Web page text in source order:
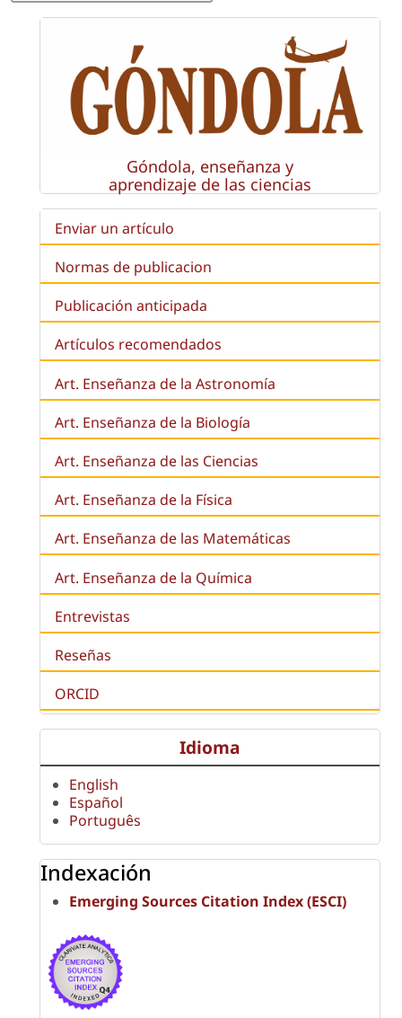
Góndola, enseñanza y
aprendizaje de las ciencias
Enviar un artículo
Normas de publicacion
Publicación anticipada
Artículos recomendados
Art. Enseñanza de la Astronomía
Art. Enseñanza de la Biología
Art. Enseñanza de las Ciencias
Art. Enseñanza de la Física
Art. Enseñanza de las Matemáticas
Art. Enseñanza de la Química
Entrevistas
Reseñas
ORCID
Idioma
English
Español
Português
Indexación
Emerging Sources Citation Index (ESCI)